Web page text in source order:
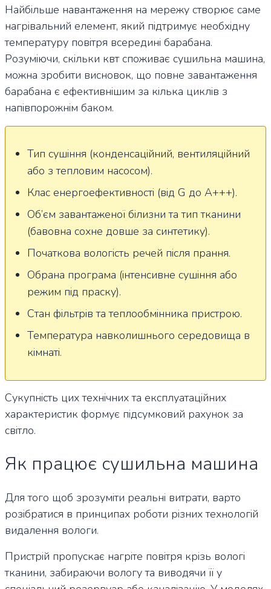
Найбільше навантаження на мережу створює саме
нагрівальний елемент, який підтримує необхідну
температуру повітря всередині барабана.
Розуміючи, скільки квт споживає сушильна машина,
можна зробити висновок, що повне завантаження
барабана є ефективнішим за кілька циклів з
напівпорожнім баком.
Тип сушіння (конденсаційний, вентиляційний
або з тепловим насосом).
Клас енергоефективності (від G до A+++).
Об’єм завантаженої білизни та тип тканини
(бавовна сохне довше за синтетику).
Початкова вологість речей після прання.
Обрана програма (інтенсивне сушіння або
режим під праску).
Стан фільтрів та теплообмінника пристрою.
Температура навколишнього середовища в
кімнаті.
Сукупність цих технічних та експлуатаційних
характеристик формує підсумковий рахунок за
світло.
Як працює сушильна машина
Для того щоб зрозуміти реальні витрати, варто
розібратися в принципах роботи різних технологій
видалення вологи.
Пристрій пропускає нагріте повітря крізь вологі
тканини, забираючи вологу та виводячи її у